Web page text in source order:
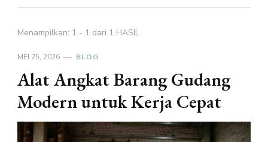
Menampilkan: 1 - 1 dari 1 HASIL
MEI 25, 2026 BLOG
Alat Angkat Barang Gudang
Modern untuk Kerja Cepat